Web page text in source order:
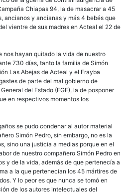
Chiapas 94, la de masacrar a 45
ancianos y ancianas y más 4 bebés que
vientre de sus madres en Acteal el 22 de
nos hayan quitado la vida de nuestro
730 días, tanto la familia de Simón
Las Abejas de Acteal y el Frayba
de parte del mal gobierno de
del Estado (FGE), la de posponer
en respectivos momentos los
se pudo condenar al autor material
Simón Pedro, sin embargo, no es la
sino una justicia a medias porque en el
de nuestro compañero Simón Pedro en
y de la vida, además de que pertenecía a
a la que pertenecían los 45 mártires de
Y lo peor es que nunca se tomó en
de los autores intelectuales del